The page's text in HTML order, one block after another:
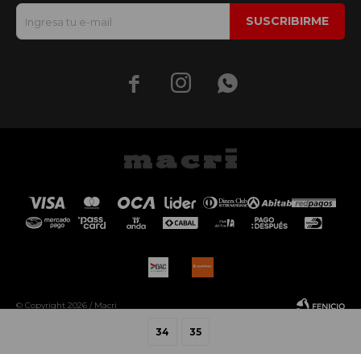
34 35
SUSCRIBIRME
  
© Copyright 2026 / Macri